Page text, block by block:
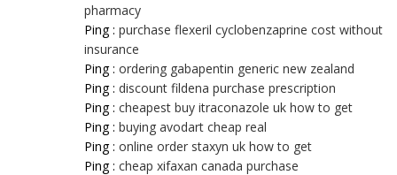
pharmacy
Ping : purchase flexeril cyclobenzaprine cost without
insurance
Ping : ordering gabapentin generic new zealand
Ping : discount fildena purchase prescription
Ping : cheapest buy itraconazole uk how to get
Ping : buying avodart cheap real
Ping : online order staxyn uk how to get
Ping : cheap xifaxan canada purchase